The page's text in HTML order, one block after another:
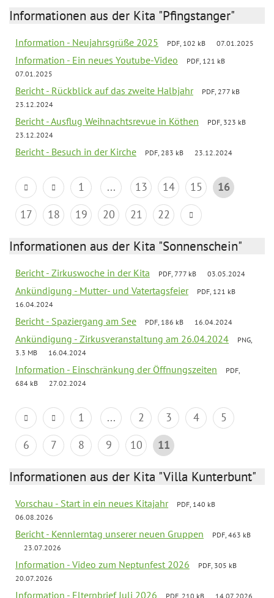
Informationen aus der Kita "Pfingstanger"
Information - Neujahrsgrüße 2025 PDF, 102 kB 07.01.2025
Information - Ein neues Youtube-Video
PDF, 121 kB
07.01.2025
Bericht - Rückblick auf das zweite Halbjahr
PDF, 277 kB
23.12.2024
Bericht - Ausflug Weihnachtsrevue in Köthen
PDF, 323 kB
23.12.2024
Bericht - Besuch in der Kirche PDF, 283 kB 23.12.2024
1 ... 13 14 15
16
17
18 19 20 21 22
Informationen aus der Kita "Sonnenschein"
Bericht - Zirkuswoche in der Kita PDF, 777 kB 03.05.2024
Ankündigung - Mutter- und Vatertagsfeier
PDF, 121 kB
16.04.2024
Bericht - Spaziergang am See PDF, 186 kB 16.04.2024
Ankündigung - Zirkusveranstaltung am 26.04.2024
PNG,
3.3 MB
16.04.2024
Information - Einschränkung der Öffnungszeiten
PDF,
684 kB
27.02.2024
1 ... 2 3 4
5
6
7 8 9 10 11
Informationen aus der Kita "Villa Kunterbunt"
Vorschau - Start in ein neues Kitajahr
PDF, 140 kB
06.08.2026
Bericht - Kennlerntag unserer neuen Gruppen
PDF, 463 kB
23.07.2026
Information - Video zum Neptunfest 2026
PDF, 305 kB
20.07.2026
Information - Elternbrief Juli 2026 PDF, 210 kB 14.07.2026